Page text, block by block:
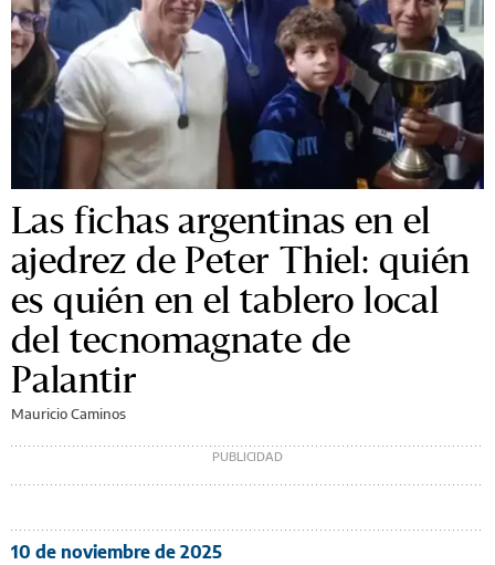
Las fichas argentinas en el
ajedrez de Peter Thiel: quién
es quién en el tablero local
del tecnomagnate de
Palantir
Mauricio Caminos
10 de noviembre de 2025